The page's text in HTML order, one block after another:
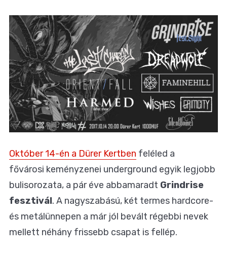
Október 14-én a Dürer Kertben feléled a
fővárosi keményzenei underground egyik legjobb
bulisorozata, a pár éve abbamaradt Grindrise
fesztivál. A nagyszabású, két termes hardcore-
és metálünnepen a már jól bevált régebbi nevek
mellett néhány frissebb csapat is fellép.